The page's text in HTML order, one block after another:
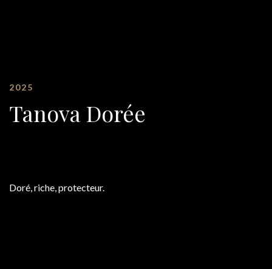
2025
Tanova Dorée
Doré, riche, protecteur.